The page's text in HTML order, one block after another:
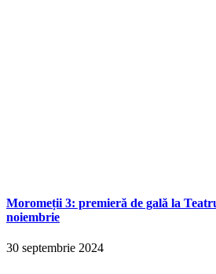
Moromeții 3: premieră de gală la
noiembrie
30 septembrie 2024